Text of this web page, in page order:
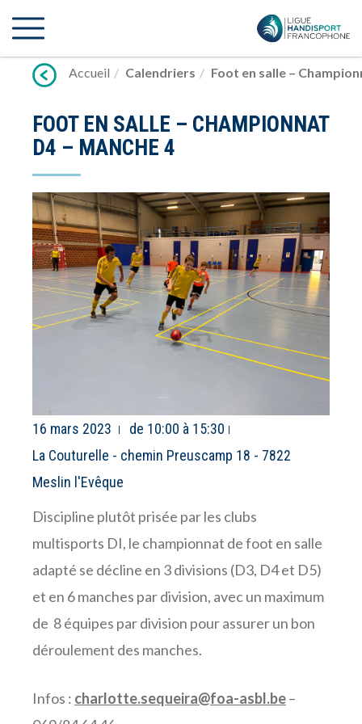
vers
Accueil
Calendriers Foot en salle –
FOOT EN SALLE – CHAMPIONNAT
D4 – MANCHE 4
16 mars 2023
de 10:00 à 15:30
La Couturelle - chemin Preuscamp 18 - 7822
Meslin l'Evêque
Discipline plutôt prisée par les clubs
multisports DI, le championnat de foot en salle
adapté se décline en 3 divisions (D3, D4 et D5)
et en 6 manches par division, avec un maximum
de 8 équipes par division pour assurer un bon
déroulement des manches.
Infos : charlotte.sequeira@foa-asbl.be–